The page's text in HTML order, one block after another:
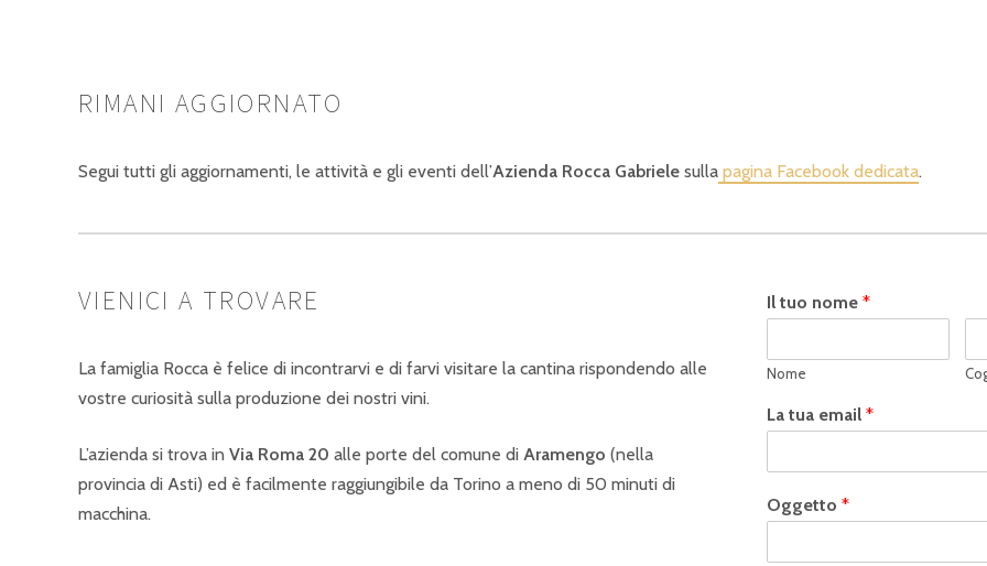
RIMANI AGGIORNATO
Segui tutti gli aggiornamenti, le attività e gli eventi dell’Azienda Rocca Gabriele sulla pagina Facebook dedicata.
VIENICI A TROVARE
La famiglia Rocca è felice di incontrarvi e di farvi visitare la cantina rispondendo alle
vostre curiosità sulla produzione dei nostri vini.
L’azienda si trova in Via Roma 20 alle porte del comune di Aramengo (nella
provincia di Asti) ed è facilmente raggiungibile da Torino a meno di 50 minuti di
macchina.
Il tuo nome *
Nome
La tua email *
Oggetto *